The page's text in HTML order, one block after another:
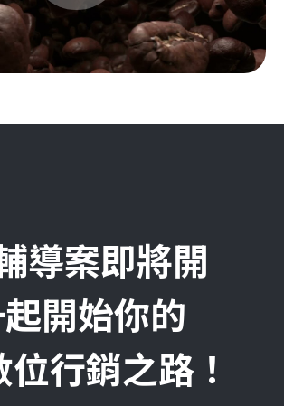
導案即將開
開始你的
行銷之路！